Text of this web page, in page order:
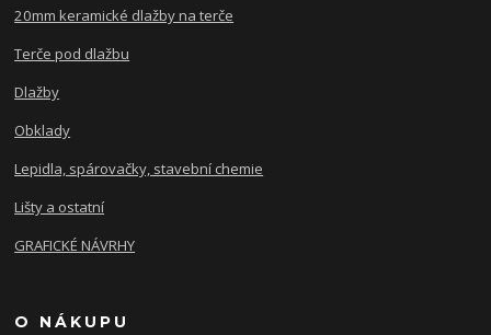
20mm keramické dlažby na terče
Terče pod dlažbu
Dlažby
Obklady
Lepidla, spárovačky, stavební chemie
Lišty a ostatní
GRAFICKÉ NÁVRHY
O NÁKUPU